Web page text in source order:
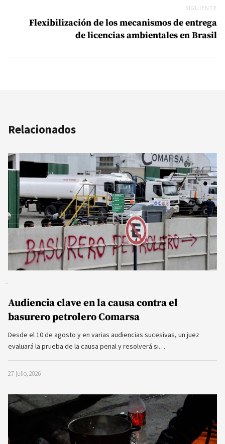
SIGUIENTE
Flexibilización de los mecanismos de entrega
de licencias ambientales en Brasil
Relacionados
Audiencia clave en la causa contra el
basurero petrolero Comarsa
Desde el 10 de agosto y en varias audiencias sucesivas, un juez
evaluará la prueba de la causa penal y resolverá si…
27 julio, 2026